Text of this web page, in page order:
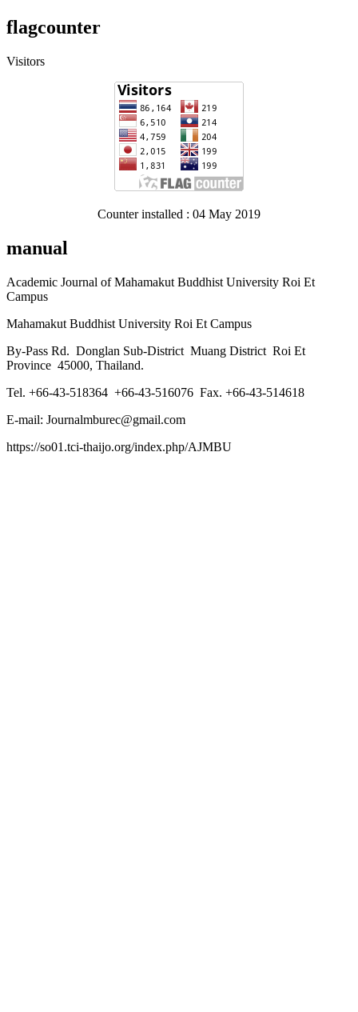
flagcounter
Visitors
Counter installed : 04 May 2019
manual
Academic Journal of Mahamakut Buddhist University Roi Et
Campus
Mahamakut Buddhist University Roi Et Campus
By-Pass Rd. Donglan Sub-District Muang District Roi Et
Province 45000, Thailand.
Tel. +66-43-518364 +66-43-516076 Fax. +66-43-514618
E-mail: Journalmburec@gmail.com
https://so01.tci-thaijo.org/index.php/AJMBU